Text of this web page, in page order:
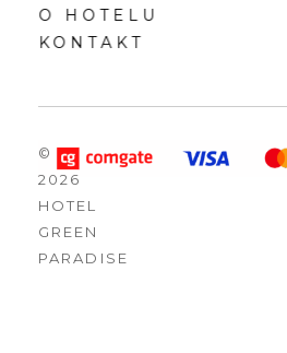
O HOTELU
KONTAKT
©
2026
HOTEL
GREEN
PARADISE